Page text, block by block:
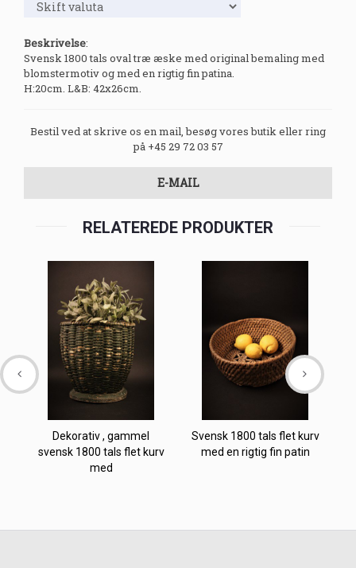
Beskrivelse:
Svensk 1800 tals oval træ æske med original bemaling med
blomstermotiv og med en rigtig fin patina.
H:20cm. L&B: 42x26cm.
Bestil ved at skrive os en mail, besøg vores butik eller ring
på +45 29 72 03 57
E-MAIL
RELATEREDE PRODUKTER
Dekorativ , gammel
svensk 1800 tals flet kurv
med
Svensk 1800 tals flet kurv
med en rigtig fin patin